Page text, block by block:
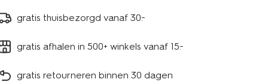
gratis thuisbezorgd vanaf 30.-
gratis afhalen in 500+ winkels vanaf 15.-
gratis retourneren binnen 30 dagen